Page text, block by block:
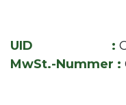
UID :
MwSt.-Nummer :